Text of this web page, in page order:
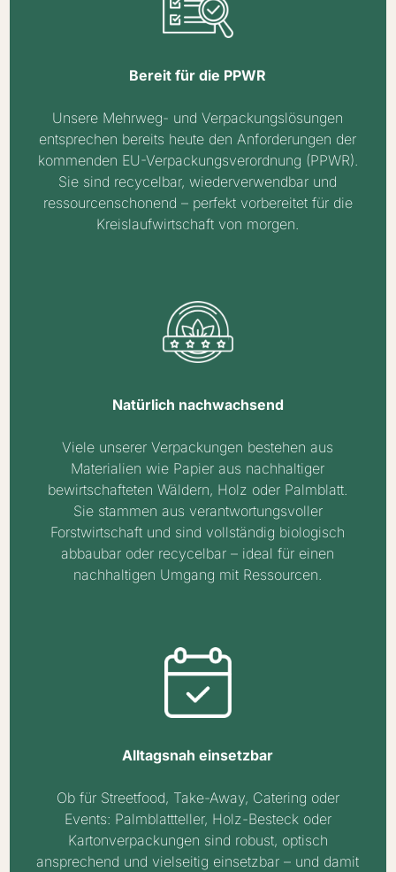
Bereit für die PPWR
Unsere Mehrweg- und Verpackungslösungen
entsprechen bereits heute den Anforderungen der
kommenden EU-Verpackungsverordnung (PPWR).
Sie sind recycelbar, wiederverwendbar und
ressourcenschonend – perfekt vorbereitet für die
Kreislaufwirtschaft von morgen.
Natürlich nachwachsend
Viele unserer Verpackungen bestehen aus
Materialien wie Papier aus nachhaltiger
bewirtschafteten Wäldern, Holz oder Palmblatt.
Sie stammen aus verantwortungsvoller
Forstwirtschaft und sind vollständig biologisch
abbaubar oder recycelbar – ideal für einen
nachhaltigen Umgang mit Ressourcen.
Alltagsnah einsetzbar
Ob für Streetfood, Take-Away, Catering oder
Events: Palmblattteller, Holz-Besteck oder
Kartonverpackungen sind robust, optisch
ansprechend und vielseitig einsetzbar – und damit